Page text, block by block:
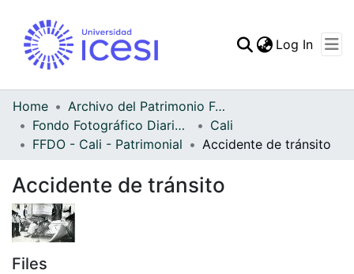
Statistics
Log In
Home
Archivo del Patrimonio Fotográfico y Fílmico del Valle del Cauca
Fondo Fotográfico Diario Occidente
Cali
FFDO - Cali - Patrimonial
Accidente de tránsito
Accidente de tránsito
Files